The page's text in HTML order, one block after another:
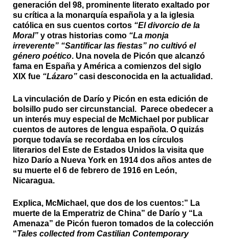
generación del 98, prominente literato exaltado por
su crítica a la monarquía española y a la iglesia
católica en sus cuentos cortos “El divorcio de la
Moral” y otras historias como “La monja
irreverente” “Santificar las fiestas” no cultivó el
género poético. Una novela de Picón que alcanzó
fama en España y América a comienzos del siglo
XIX fue “Lázaro” casi desconocida en la actualidad.
La vinculación de Darío y Picón en esta edición de
bolsillo pudo ser circunstancial. Parece obedecer a
un interés muy especial de McMichael por publicar
cuentos de autores de lengua española. O quizás
porque todavía se recordaba en los círculos
literarios del Este de Estados Unidos la visita que
hizo Darío a Nueva York en 1914 dos años antes de
su muerte el 6 de febrero de 1916 en León,
Nicaragua.
Explica, McMichael, que dos de los cuentos:” La
muerte de la Emperatriz de China” de Darío y “La
Amenaza” de Picón fueron tomados de la colección
“Tales collected from Castilian Contemporary